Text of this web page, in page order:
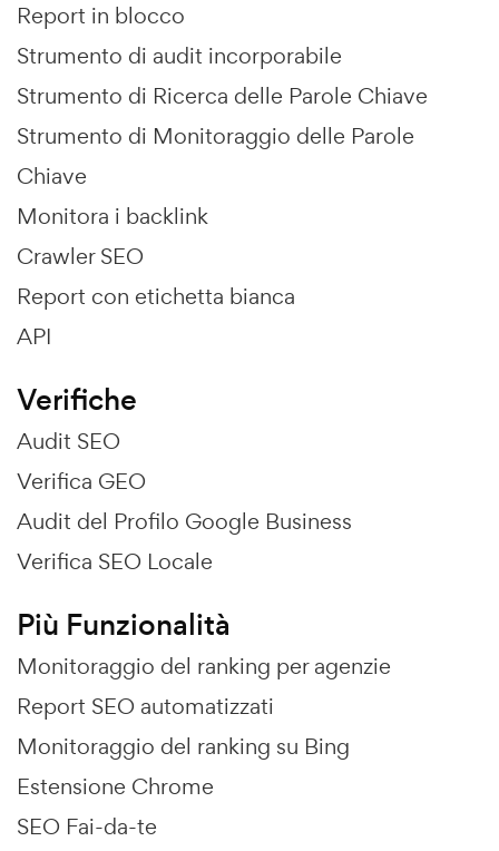
Report in blocco
Strumento di audit incorporabile
Strumento di Ricerca delle Parole Chiave
Strumento di Monitoraggio delle Parole
Chiave
Monitora i backlink
Crawler SEO
Report con etichetta bianca
API
Verifiche
Audit SEO
Verifica GEO
Audit del Profilo Google Business
Verifica SEO Locale
Più Funzionalità
Monitoraggio del ranking per agenzie
Report SEO automatizzati
Monitoraggio del ranking su Bing
Estensione Chrome
SEO Fai-da-te